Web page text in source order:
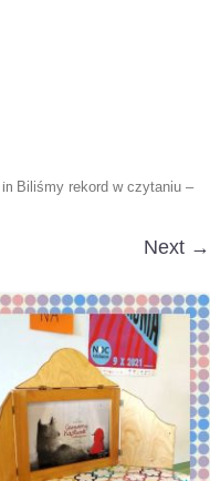
in Biliśmy rekord w czytaniu –
Next →